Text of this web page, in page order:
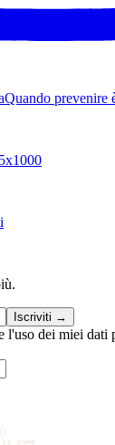
Quando prevenire
5x1000
Iscriviti →
l'uso dei miei dati